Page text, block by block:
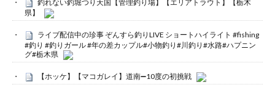
釣れない釣堀つり天国【管理釣り場】【エリアトラウト】【栃木
県】
ライブ配信中の珍事 ぞんすら釣りLIVE ショートハイライト #fishing
#釣り #釣りガール #年の差カップル#小物釣り#川釣り#水路#ハプニン
グ#栃木県
【ホッケ】【マコガレイ】道南➖10度の初挑戦